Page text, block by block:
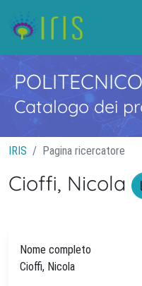
Catalogo dei
IRIS Pagina ricercatore
Cioffi, Nicola
Nome completo
Cioffi, Nicola